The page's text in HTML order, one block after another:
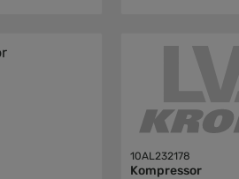
10AL232178
Kompressor